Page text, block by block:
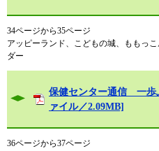
34ページから35ページ
アッピーランド、こどもの城、ももっ
ダー
保健センター通信 一歩
ァイル／2.09MB]
36ページから37ページ